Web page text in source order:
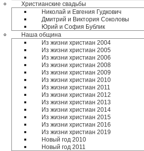
Христианские свадьбы
Николай и Евгения Гудкович
Дмитрий и Виктория Соколовы
Юрий и София Бублик
Наша община
Из жизни христиан 2004
Из жизни христиан 2005
Из жизни христиан 2006
Из жизни христиан 2008
Из жизни христиан 2009
Из жизни христиан 2010
Из жизни христиан 2011
Из жизни христиан 2012
Из жизни христиан 2013
Из жизни христиан 2014
Из жизни христиан 2015
Из жизни христиан 2016
Из жизни христиан 2019
Новый год 2010
Новый год 2011